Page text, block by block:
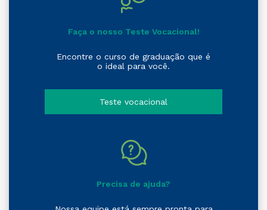
Faça o nosso Teste Vocacional!
Encontre o curso de graduação que é
o ideal para você.
Teste vocacional
Precisa de ajuda?